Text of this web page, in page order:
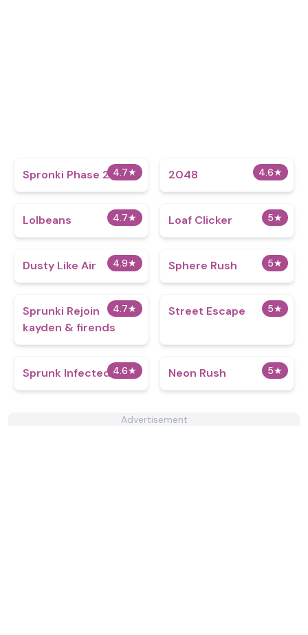
4.7★
Spronki Phase 2 4.6★
2048
4.7★
Lolbeans 5★
Loaf Clicker
4.9★
Dusty Like Air 5★
Sphere Rush
4.7★
Sprunki Rejoin
kayden & firends
5★
Street Escape
4.6★
Sprunk Infected 3 5★
Neon Rush
Advertisement